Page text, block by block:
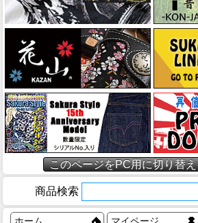
このページをPC用に切り替え
商品検索
ホーム マイページ